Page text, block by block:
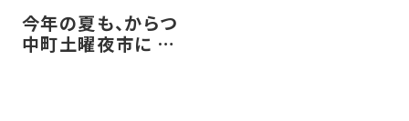
今年の夏も、からつ
中町土曜夜市に シア